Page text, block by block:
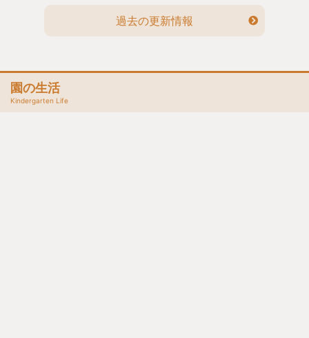
過去の更新情報
園の生活
Kindergarten Life